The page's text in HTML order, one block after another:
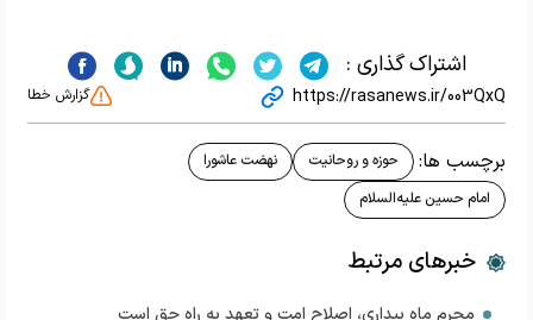
اشتراک گذاری :
https://rasanews.ir/003QxQ گزارش خطا
برچسب ها: حوزه و روحانیت
نهضت عاشورا
امام حسین علیه‌السلام
خبرهای مرتبط
محرم ماه بیداری، اصلاح امت و تعهد به راه حق است